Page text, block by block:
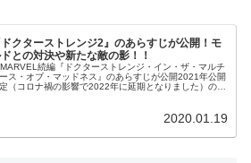
ドクターストレンジ2』のあらすじが公開！モ
との対決や新たな敵の影！！
続編『ドクターストレンジ・イン・ザ・マルチ
ス・オブ・マッドネス』のあらすじが公開2021年公開
（コロナ禍の影響で2022年に延期となりました）のマ
2020.01.19